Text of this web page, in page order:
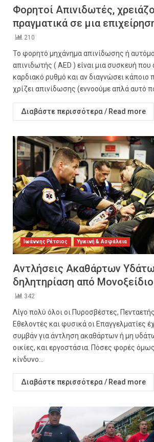
Φορητοί Απινιδωτές,
πραγματικά σε μια
210
Το φορητό μηχάνημα απινίδωσης ή
απινιδωτής ( AED ) είναι μια συσκευή που
καρδιακό ρυθμό και αν διαγνώσει κάποιο
χρίζει απινίδωσης (εννοούμε απλά αυτό
Διαβάστε περισσότερα / Read more
Ιωάννης Ρέτσιος Υγιεινή & Ασφάλεια
Αντλήσεις Ακαθάρτων
δηλητηρίαση από Μονοξείδιο
342
Λίγο πολύ όλοι οι Πυροσβέστες,
Εθελοντές και φυσικά οι Επαγγελματίες
συμβάν για άντληση ακαθάρτων ή μη
οικίες, και εργοστάσια. Πόσες φορές
κίνδυνο...
Διαβάστε περισσότερα / Read more